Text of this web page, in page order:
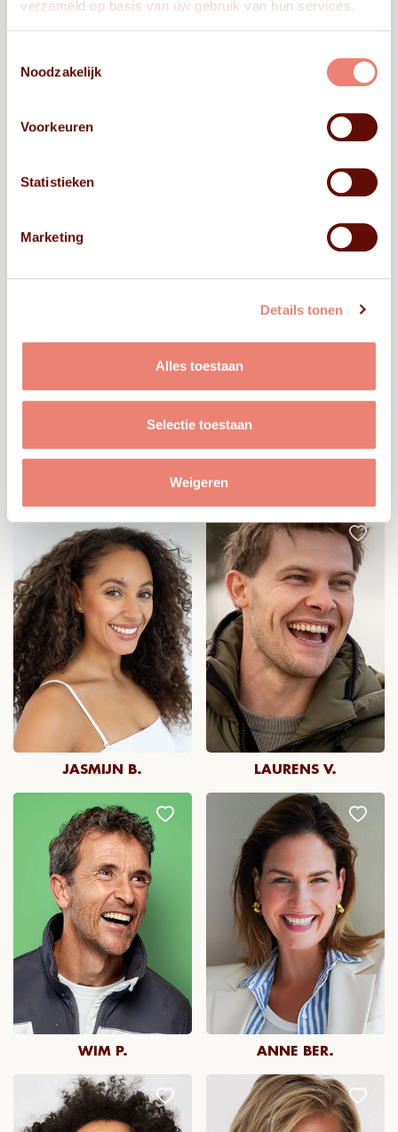
verzameld op basis van uw gebruik van hun services.
Noodzakelijk
Voorkeuren
Statistieken
Marketing
Details tonen
Alles toestaan
Selectie toestaan
Weigeren
JASMIJN B. LAURENS V.
WIM P. ANNE BER.